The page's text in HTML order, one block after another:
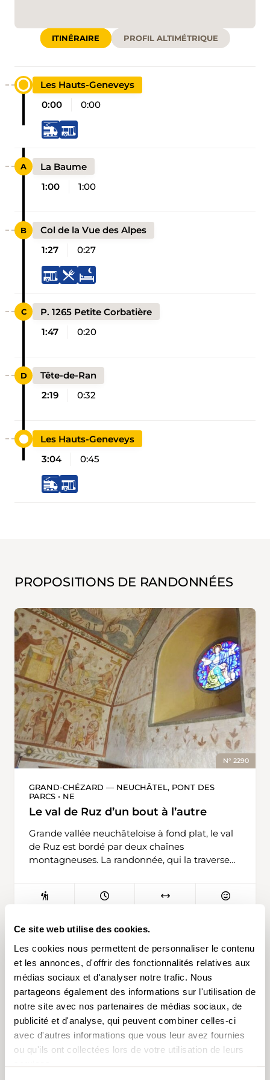
Ce site web utilise des cookies.
Les cookies nous permettent de personnaliser le contenu
et les annonces, d'offrir des fonctionnalités relatives aux
médias sociaux et d'analyser notre trafic. Nous
partageons également des informations sur l'utilisation de
notre site avec nos partenaires de médias sociaux, de
publicité et d'analyse, qui peuvent combiner celles-ci
avec d'autres informations que vous leur avez fournies
ou qu'ils ont collectées lors de votre utilisation de leurs
ITINÉRAIRE PROFIL ALTIMÉTRIQUE
Les Hauts-Geneveys
0:00
0:00
La Baume
1:00
1:00
Col de la Vue des Alpes
1:27
0:27
P. 1265 Petite Corbatière
1:47
0:20
Tête-de-Ran
2:19
0:32
Les Hauts-Geneveys
3:04
0:45
PROPOSITIONS DE RANDONNÉES
N° 2290
GRAND-CHÉZARD — NEUCHÂTEL, PONT DES
PARCS • NE
Le val de Ruz d’un bout à l’autre
Grande vallée neuchâteloise à fond plat, le val
de Ruz est bordé par deux chaînes
montagneuses. La randonnée, qui la traverse
champs, elle rejoint le Bois d’Yé, près de la
grande infrastructure de loisirs du val de Ruz.
didactique consacré à la forêt neuchâteloise et
de sympathiques aires de pique-nique.
Bétonné, puis asphalté, le chemin conduit alors
à Engollon et à son temple, où l’on peut
admirer de belles fresques médiévales. Après
la traversée du Seyon, principal cours d’eau de
la vallée, on passe par Vilars pour atteindre la
pente de Chaumont, au sud. De là, le regard se
porte toujours sur les vastes champs du val de